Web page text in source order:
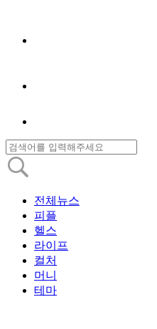
전체뉴스
피플
헬스
라이프
컬처
머니
테마